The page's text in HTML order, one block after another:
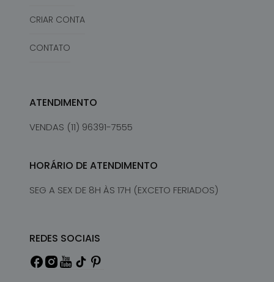
CRIAR CONTA
CONTATO
ATENDIMENTO
VENDAS (11) 96391-7555
HORÁRIO DE ATENDIMENTO
SEG A SEX DE 8H ÀS 17H (EXCETO FERIADOS)
REDES SOCIAIS